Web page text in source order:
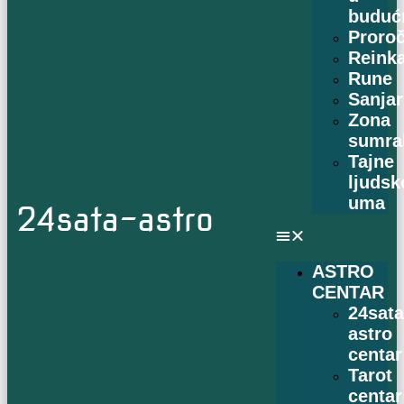
24sata-astro
Rune
Zona
Tajne
uma
ASTRO
CENTAR
24sata
astro
centar
Tarot
centar